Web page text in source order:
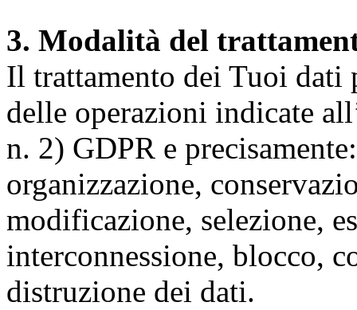
3. Modalità del
Il trattamento dei Tuoi dati
delle operazioni indicate
n. 2) GDPR e
organizzazione,
modificazione, selezione,
interconnessione, blocco,
distruzione dei dati.